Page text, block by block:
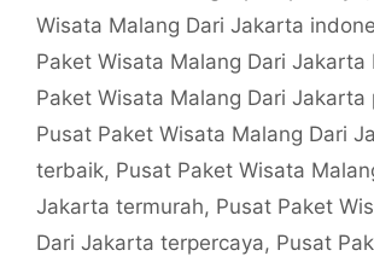
Wisata Malang Dari Jakarta
Paket Wisata Malang Dari Jakarta
Paket Wisata Malang Dari Jakarta
Pusat Paket Wisata Malang Dari
terbaik, Pusat Paket Wisata
Jakarta termurah, Pusat Paket
Dari Jakarta terpercaya, Pusat